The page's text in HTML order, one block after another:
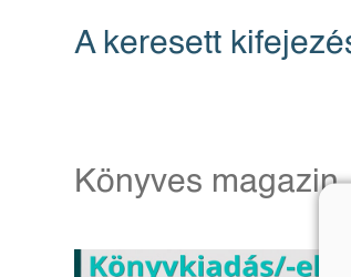
A keresett
Könyves magazin